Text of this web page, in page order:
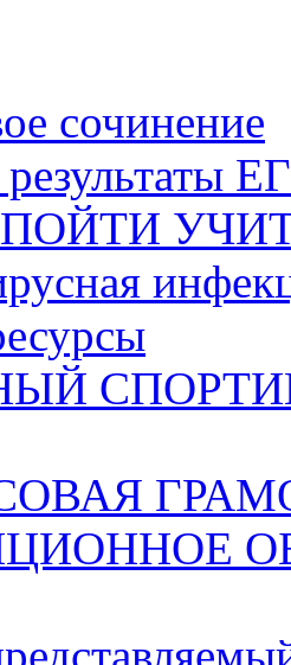
сочинение
результаты